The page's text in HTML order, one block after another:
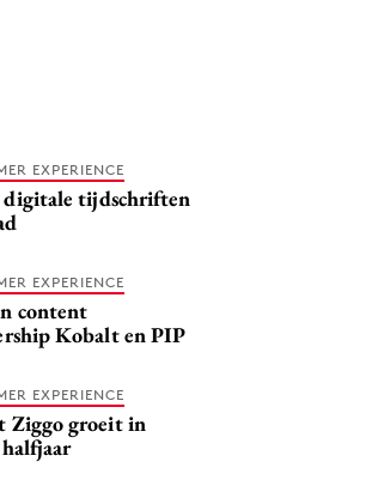
EXPERIENCE
tijdschriften
EXPERIENCE
content
Kobalt en PIP
EXPERIENCE
Ziggo groeit in